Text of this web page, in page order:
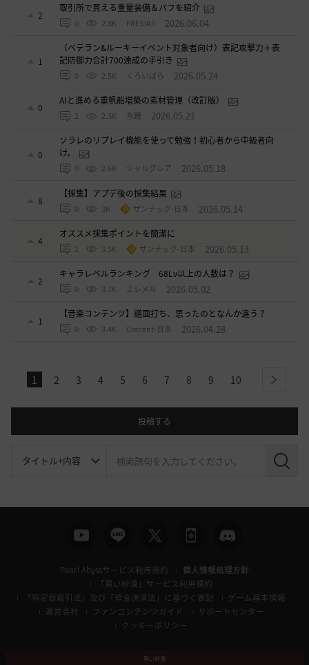
2
取引所で買える重量装備＆バフを紹介
0 2.8K FRESIA3 2026.06.04
1
（ベテラン&ルーキーイベント対象者向け）表記攻撃力＋表
記防御力合計700達成の手引き
0 2.5K くろいばら 2026.05.24
0
AIと進める重帆船増築の素材管理（改訂版）
2 2.3K 氷鏡 2026.05.21
0
ソラレのリプレイ機能を使って勉強！初心者から中級者向
け。
0 2.6K シャルグレア 2026.05.18
8
【採集】アプデ後の採集結果
0 3K ザンナック-日本 2026.05.14
4
オススメ採集ポイントを簡潔に
1 3.5K ザンナック-日本 2026.05.13
2
キャラレベルランキング 68Lv以上の人数は？
0 3.7K エレメル 2026.05.02
1
【音楽コンテンツ】譜面打ち、思ったのとなんか違う？
0 3.4K Crecent-日本 2026.04.28
1 2 3 4 5 6 7 8 9 10 next
投稿する
検
Pearl Abyssサービス利用規約
個人情報処理方針
「黒い砂漠」サービス利用規約
「特定商取引法」及び「資金決済法」に基づく表記
ゲーム基本情報
運営会社
ファンコンテンツガイド
サポートセンター
クッキーポリシー
黒い砂漠